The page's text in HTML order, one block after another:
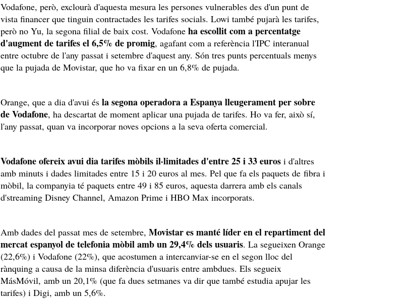
Vodafone, però, exclourà d'aquesta mesura les persones vulnerables des d'un punt de
vista financer que tinguin contractades les tarifes socials. Lowi també pujarà les tarifes,
però no Yu, la segona filial de baix cost. Vodafone ha escollit com a percentatge
d'augment de tarifes el 6,5% de promig, agafant com a referència l'IPC interanual
entre octubre de l'any passat i setembre d'aquest any. Són tres punts percentuals menys
que la pujada de Movistar, que ho va fixar en un 6,8% de pujada.
Orange, que a dia d'avui és la segona operadora a Espanya lleugerament per sobre
de Vodafone, ha descartat de moment aplicar una pujada de tarifes. Ho va fer, això sí,
l'any passat, quan va incorporar noves opcions a la seva oferta comercial.
Vodafone ofereix avui dia tarifes mòbils il·limitades d'entre 25 i 33 euros i d'altres
amb minuts i dades limitades entre 15 i 20 euros al mes. Pel que fa els paquets de fibra i
mòbil, la companyia té paquets entre 49 i 85 euros, aquesta darrera amb els canals
d'streaming Disney Channel, Amazon Prime i HBO Max incorporats.
Amb dades del passat mes de setembre, Movistar es manté líder en el repartiment del
mercat espanyol de telefonia mòbil amb un 29,4% dels usuaris. La segueixen Orange
(22,6%) i Vodafone (22%), que acostumen a intercanviar-se en el segon lloc del
rànquing a causa de la minsa diferència d'usuaris entre ambdues. Els segueix
MásMóvil, amb un 20,1% (que fa dues setmanes va dir que també estudia apujar les
tarifes) i Digi, amb un 5,6%.